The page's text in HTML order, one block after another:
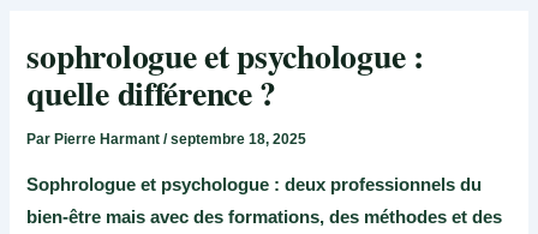
sophrologue et psychologue :
quelle différence ?
Par Pierre Harmant/septembre 18, 2025
Sophrologue et psychologue : deux professionnels du
bien-être mais avec des formations, des méthodes et des